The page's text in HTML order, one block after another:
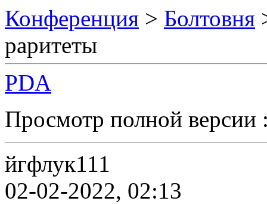
Конференция > Болтовня
раритеты
PDA
Просмотр полной
йгфлук111
02-02-2022, 02:13